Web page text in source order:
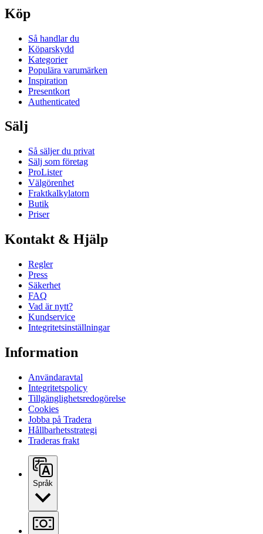
Köp
Så handlar du
Köparskydd
Kategorier
Populära varumärken
Inspiration
Presentkort
Authenticated
Sälj
Så säljer du privat
Sälj som företag
ProLister
Välgörenhet
Fraktkalkylatorn
Butik
Priser
Kontakt & Hjälp
Regler
Press
Säkerhet
FAQ
Vad är nytt?
Kundservice
Integritetsinställningar
Information
Användaravtal
Integritetspolicy
Tillgänglighetsredogörelse
Cookies
Jobba på Tradera
Hållbarhetsstrategi
Traderas frakt
Språk